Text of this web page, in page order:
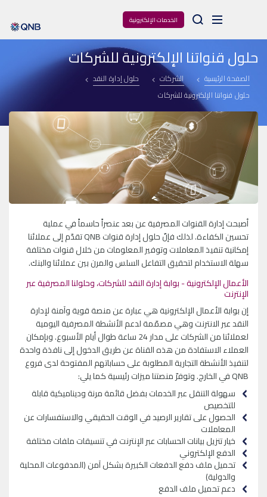
الخدمات الإلكترونية Arama
حلول قنواتنا الإلكترونية للشركات
الصفحة الرئيسية الشركات
حلول إدارة النقد
حلول قنواتنا الإلكترونية للشركات
أصبحت إدارة القنوات المصرفية عن بعد عنصراً حاسماً في عملية
تحسين الكفاءة. لذلك فإنّ حلول إدارة قنوات QNB تقدّم إلى عملائنا
إمكانية تنفيذ المعاملات وتوفير المعلومات من خلال قنوات مختلفة
سهلة الاستخدام لتحقيق التفاعل السلس والمرن بين عملائنا والبنك.
الأعمال الإلكترونية - بوابة إدارة النقد للشركات، وحلولنا المصرفية عبر
الإنترنت
إن بوابة الأعمال الإلكترونية هي عبارة عن منصة قوية وآمنة لإدارة
النقد عبر الانترنت وهي مصمّمة لدعم الأنشطة المصرفية اليومية
لعملائنا من الشركات على مدار 24 ساعة طوال أيام الأسبوع. وبإمكان
العملاء الاستفادة من هذه القناة عن طريق الدخول إلى نافذة واحدة
لتنفيذ الأنشطة التجارية المطلوبة على حساباتهم المفتوحة لدى فروع
QNB في الخارج. وتوفرّ منصتنا ميزات رئيسية كما يلي:
سهولة التنقل عبر الخدمات بفضل قائمة مرنة وديناميكية قابلة
للتخصيص
الحصول على تقارير الرصيد في الوقت الحقيقي والاستفسارات عن
المعاملات
خيار تنزيل بيانات الحسابات عبر الإنترنت في تنسيقات ملفات مختلفة
الدفع الإلكتروني
تحميل ملف دفع الدفعات الكبيرة بشكل آمن (المدفوعات المحلية
والدولية)
دعم تحميل ملف الدفع